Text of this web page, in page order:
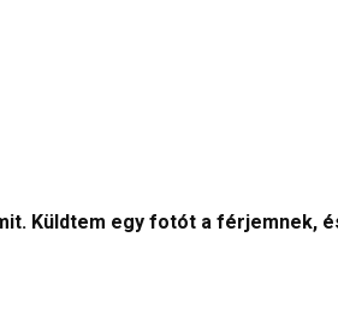
Küldtem egy fotót a férjemnek,